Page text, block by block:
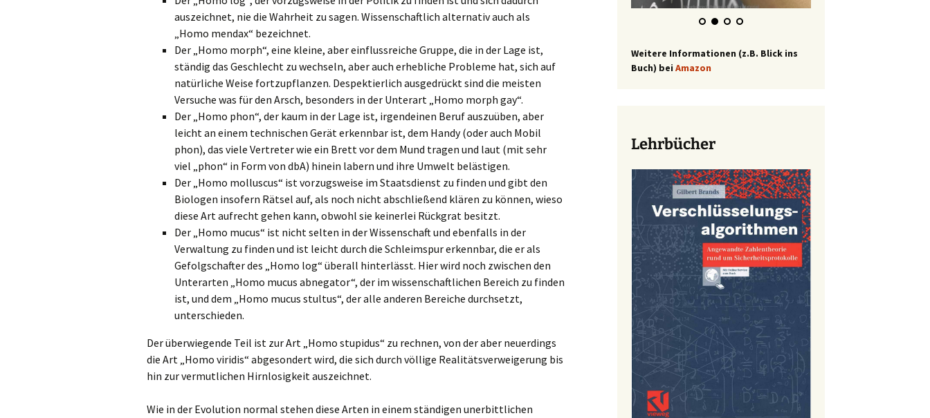
auszeichnet, nie die Wahrheit zu sagen. Wissenschaftlich alternativ auch als
„Homo mendax“ bezeichnet.
Der „Homo morph“, eine kleine, aber einflussreiche Gruppe, die in der Lage ist,
ständig das Geschlecht zu wechseln, aber auch erhebliche Probleme hat, sich auf
natürliche Weise fortzupflanzen. Despektierlich ausgedrückt sind die meisten
Versuche was für den Arsch, besonders in der Unterart „Homo morph gay“.
Der „Homo phon“, der kaum in der Lage ist, irgendeinen Beruf auszuüben, aber
leicht an einem technischen Gerät erkennbar ist, dem Handy (oder auch Mobil
phon), das viele Vertreter wie ein Brett vor dem Mund tragen und laut (mit sehr
viel „phon“ in Form von dbA) hinein labern und ihre Umwelt belästigen.
Der „Homo molluscus“ ist vorzugsweise im Staatsdienst zu finden und gibt den
Biologen insofern Rätsel auf, als noch nicht abschließend klären zu können, wieso
diese Art aufrecht gehen kann, obwohl sie keinerlei Rückgrat besitzt.
Der „Homo mucus“ ist nicht selten in der Wissenschaft und ebenfalls in der
Verwaltung zu finden und ist leicht durch die Schleimspur erkennbar, die er als
Gefolgschafter des „Homo log“ überall hinterlässt. Hier wird noch zwischen den
Unterarten „Homo mucus abnegator“, der im wissenschaftlichen Bereich zu finden
ist, und dem „Homo mucus stultus“, der alle anderen Bereiche durchsetzt,
unterschieden.
Der überwiegende Teil ist zur Art „Homo stupidus“ zu rechnen, von der aber neuerdings
die Art „Homo viridis“ abgesondert wird, die sich durch völlige Realitätsverweigerung bis
hin zur vermutlichen Hirnlosigkeit auszeichnet.
Wie in der Evolution normal stehen diese Arten in einem ständigen unerbittlichen
Weitere Informationen (z.B. Blick ins
Buch) bei Amazon
Lehrbücher